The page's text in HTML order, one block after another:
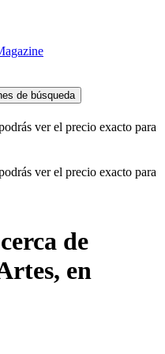
de búsqueda
ver el precio exacto para
ver el precio exacto para
de
en